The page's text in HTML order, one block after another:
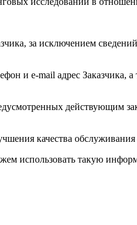
за исключением
и e-mail адрес Заказчика,
действующим
качества обслуживания
использовать такую